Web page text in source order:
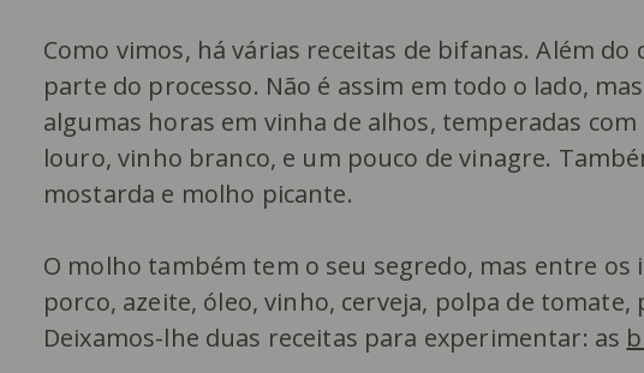
Como vimos, há várias receitas de bifanas. Além
parte do processo. Não é assim em todo o lado,
algumas horas em vinha de alhos, temperadas
louro, vinho branco, e um pouco de vinagre.
mostarda e molho picante.
O molho também tem o seu segredo, mas entre
porco, azeite, óleo, vinho, cerveja, polpa de
Deixamos-lhe duas receitas para experimentar: as